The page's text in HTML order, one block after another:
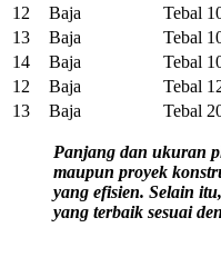
12
Baja Tebal
13
Baja Tebal
14
Baja Tebal
12
Baja Tebal
13
Baja Tebal
Panjang dan ukuran
maupun proyek
yang efisien. Selain
yang terbaik sesuai